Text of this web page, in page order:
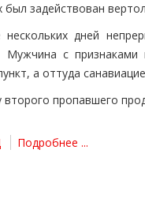
был задействован
дней
с признаками
а оттуда
пропавшего
Подробнее ...